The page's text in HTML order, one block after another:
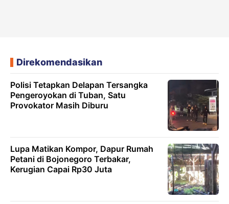
Direkomendasikan
Polisi Tetapkan Delapan Tersangka
Pengeroyokan di Tuban, Satu
Provokator Masih Diburu
Lupa Matikan Kompor, Dapur Rumah
Petani di Bojonegoro Terbakar,
Kerugian Capai Rp30 Juta